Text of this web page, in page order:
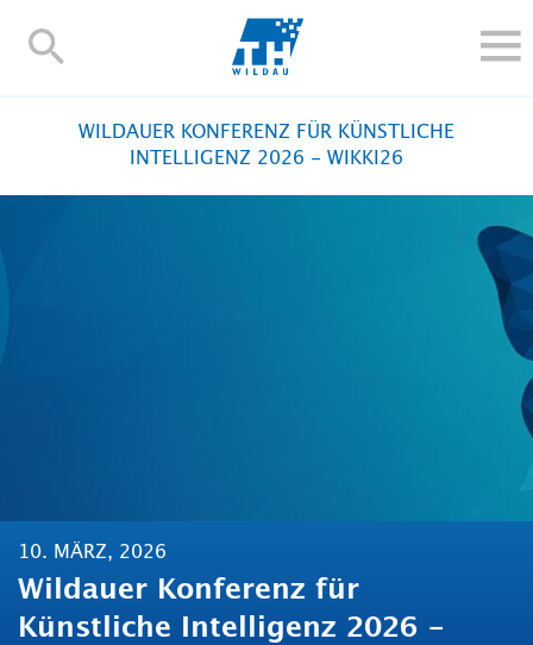
TH-
STUDIEREN UND WEITERBILDEN
IM STUDIUM
FORSCHUNG UND TRANSFER
WILDAUER KONFERENZ FÜR KÜNSTLICHE
INTELLIGENZ 2026 - WIKKI26
10. MÄRZ, 2026
Wildauer Konferenz für
Künstliche Intelligenz 2026 -